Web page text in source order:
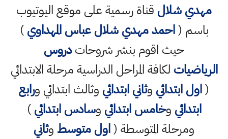
مهدي شلال قناة رسمية على موقع اليوتيوب
باسم (احمد مهدي شلال عباس المهداوي)
حيث اقوم بنشر شروحاتدروس
الرياضيات لكافة المراحل الدراسية مرحلة الابتدائي
(اول ابتدائي وثاني ابتدائي وثالث ابتدائي ورابع
ابتدائي وخامس ابتدائي وسادس ابتدائي)
ومرحلة المتوسطة (اول متوسط وثاني